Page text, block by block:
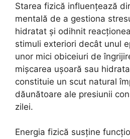
Starea fizică influențează
mentală de a gestiona
hidratat și odihnit
stimuli exteriori decât unul
unor mici obiceiuri de
mișcarea ușoară sau
constituie un scut natural
dăunătoare ale presiunii
zilei.
Energia fizică susține